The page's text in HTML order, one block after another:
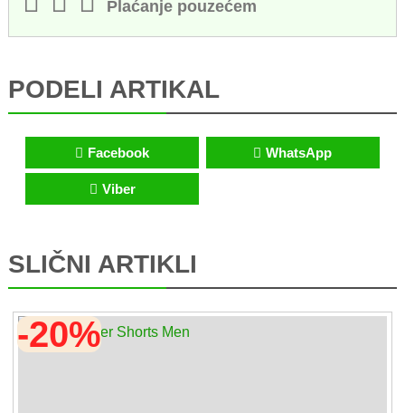
Plaćanje pouzećem
PODELI ARTIKAL
Facebook WhatsApp
Viber
SLIČNI ARTIKLI
-20%